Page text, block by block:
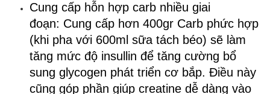
Cung cấp hỗn hợp carb nhiều giai
đoạn: Cung cấp hơn 400gr Carb phức hợp
(khi pha với 600ml sữa tách béo) sẽ làm
tăng mức độ insullin để tăng cường bổ
sung glycogen phát triển cơ bắp. Điều này
cũng góp phần giúp creatine dễ dàng vào